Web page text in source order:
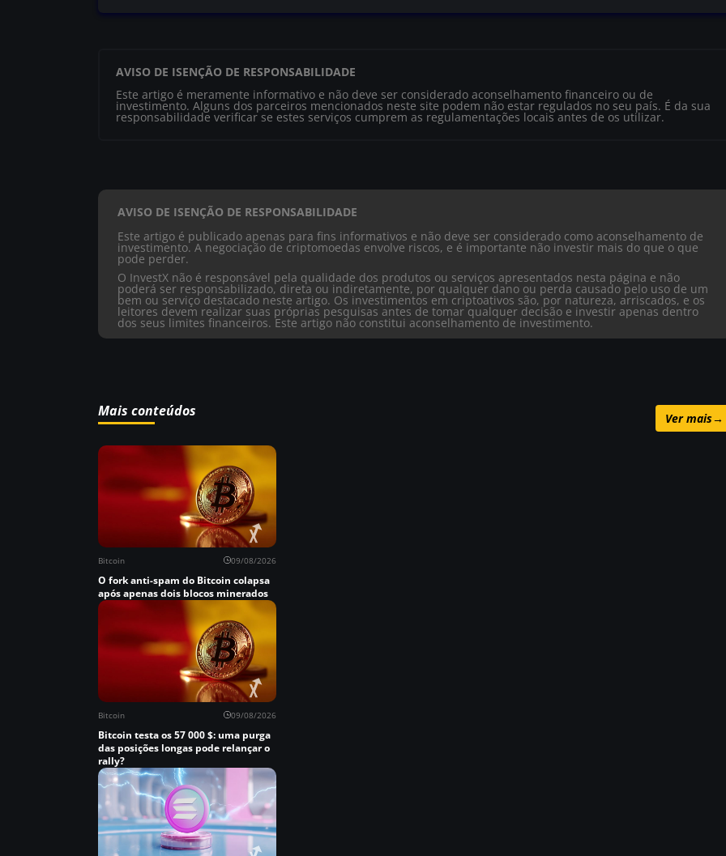
AVISO DE ISENÇÃO DE RESPONSABILIDADE
Este artigo é meramente informativo e não deve ser considerado aconselhamento financeiro ou de
investimento. Alguns dos parceiros mencionados neste site podem não estar regulados no seu país. É da sua
responsabilidade verificar se estes serviços cumprem as regulamentações locais antes de os utilizar.
AVISO DE ISENÇÃO DE RESPONSABILIDADE
Este artigo é publicado apenas para fins informativos e não deve ser considerado como aconselhamento de
investimento. A negociação de criptomoedas envolve riscos, e é importante não investir mais do que o que
pode perder.
O InvestX não é responsável pela qualidade dos produtos ou serviços apresentados nesta página e não
poderá ser responsabilizado, direta ou indiretamente, por qualquer dano ou perda causado pelo uso de um
bem ou serviço destacado neste artigo. Os investimentos em criptoativos são, por natureza, arriscados, e os
leitores devem realizar suas próprias pesquisas antes de tomar qualquer decisão e investir apenas dentro
dos seus limites financeiros. Este artigo não constitui aconselhamento de investimento.
Mais conteúdos Ver mais→
Bitcoin 09/08/2026
O fork anti-spam do Bitcoin colapsa
após apenas dois blocos minerados
Bitcoin 09/08/2026
Bitcoin testa os 57 000 $: uma purga
das posições longas pode relançar o
rally?